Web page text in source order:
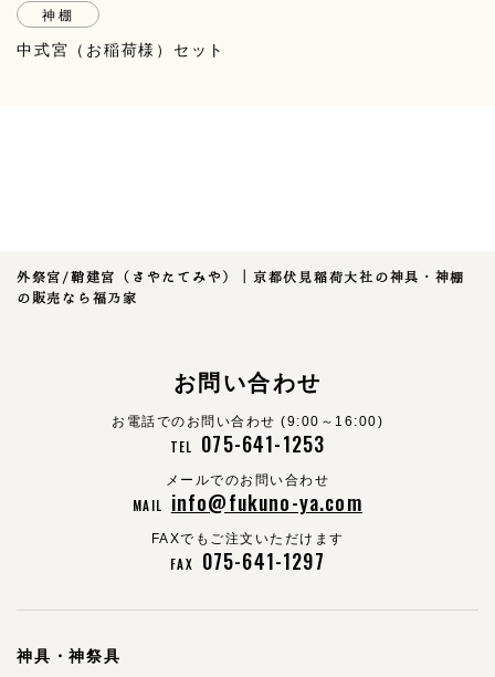
神棚
中式宮（お稲荷様）セット
外祭宮/鞘建宮（さやたてみや）｜京都伏見稲荷大社の神具・神棚
の販売なら福乃家
お問い合わせ
お電話でのお問い合わせ (9:00～16:00)
TEL 075-641-1253
メールでのお問い合わせ
MAIL info@fukuno-ya.com
FAXでもご注文いただけます
FAX 075-641-1297
神具・神祭具